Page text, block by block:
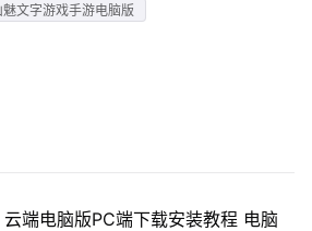
魅文字游戏手游电脑版
端电脑版PC端下载安装教程 电脑